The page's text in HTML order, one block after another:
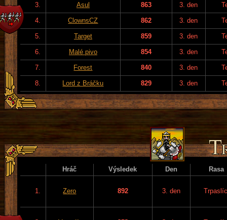
3. Asul 863 3. den
4. ClownsCZ 862 3. den
5. Target 859 3. den
6. Malé pivo 854 3. den
7. Forest 840 3. den
8. Lord z Bráčku 829 3. den
Hráč Výsledek Den Rasa
1. Zero 892 3. den